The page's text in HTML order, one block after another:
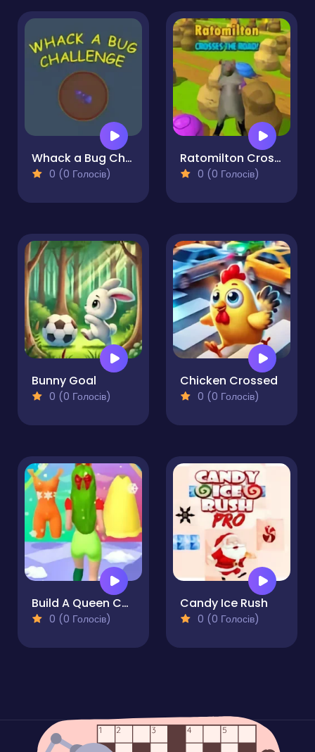
Whack a Bug Challenge
0 (0 Голосів)
Ratomilton Crosses The Road
0 (0 Голосів)
Bunny Goal
0 (0 Голосів)
Chicken Crossed
0 (0 Голосів)
Build A Queen Christmas Beauty
0 (0 Голосів)
Candy Ice Rush
0 (0 Голосів)